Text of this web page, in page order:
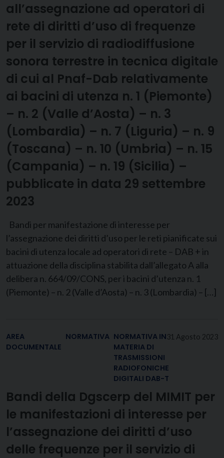
all’assegnazione ad operatori di
rete di diritti d’uso di frequenze
per il servizio di radiodiffusione
sonora terrestre in tecnica digitale
di cui al Pnaf-Dab relativamente
ai bacini di utenza n. 1 (Piemonte)
– n. 2 (Valle d’Aosta) – n. 3
(Lombardia) – n. 7 (Liguria) – n. 9
(Toscana) – n. 10 (Umbria) – n. 15
(Campania) – n. 19 (Sicilia) –
pubblicate in data 29 settembre
2023
Bandi per manifestazione di interesse per
l’assegnazione dei diritti d’uso per le reti pianificate sui
bacini di utenza locale ad operatori di rete – DAB + in
attuazione della disciplina stabilita dall’allegato A alla
delibera n. 664/09/CONS, per i bacini d’utenza n. 1
(Piemonte) – n. 2 (Valle d’Aosta) – n. 3 (Lombardia) – […]
31 Agosto 2023
AREA
DOCUMENTALE
NORMATIVA NORMATIVA IN
MATERIA DI
TRASMISSIONI
RADIOFONICHE
DIGITALI DAB-T
Bandi della Dgscerp del MIMIT per
le manifestazioni di interesse per
l’assegnazione dei diritti d’uso
delle frequenze per il servizio di